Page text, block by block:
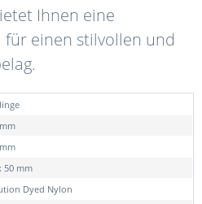
Ihnen eine
für einen stilvollen und
50 mm
Dyed Nylon